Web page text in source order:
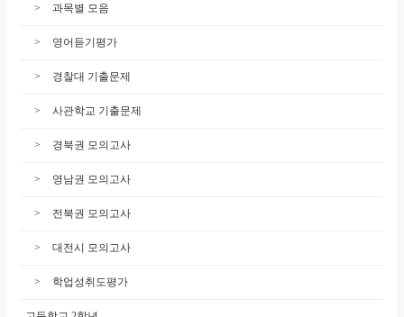
과목별 모음
영어듣기평가
경찰대 기출문제
사관학교 기출문제
경북권 모의고사
영남권 모의고사
전북권 모의고사
대전시 모의고사
학업성취도평가